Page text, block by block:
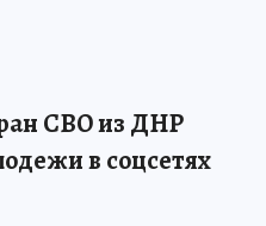
СВО из ДНР
в соцсетях